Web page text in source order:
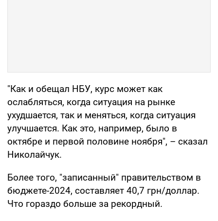
"Как и обещал НБУ, курс может как
ослабляться, когда ситуация на рынке
ухудшается, так и меняться, когда ситуация
улучшается. Как это, например, было в
октябре и первой половине ноября", – сказал
Николайчук.
Более того, "записанный" правительством в
бюджете-2024, составляет 40,7 грн/доллар.
Что гораздо больше за рекордный.